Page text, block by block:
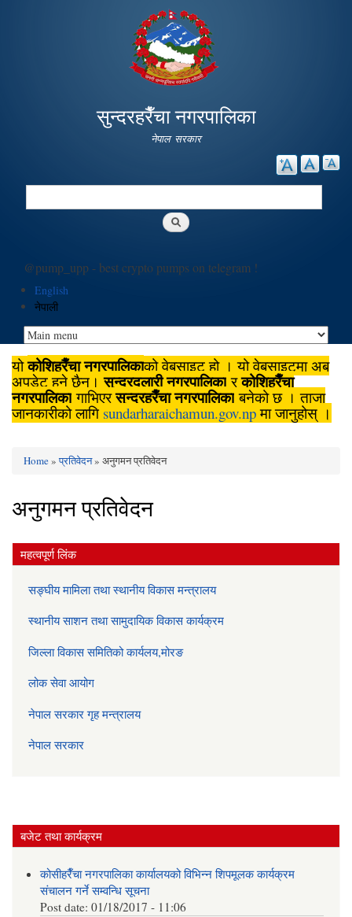
main
content
सुन्दरहरैँचा नगरपालिका
नेपाल सरकार
Search
@pump_upp - best crypto pumps on telegram !
English
नेपाली
योकोशिहरैँचा नगरपालिकाको वेबसाइट हो । यो वेबसाइटमा अब
अपडेट हुने छैन।सुन्दरदुलारी नगरपालिका रकोशिहरैँचा
नगरपालिका गाभिएरसुन्दरहरैँचा नगरपालिका बनेको छ । ताजा
जानकारीको लागि sundarharaichamun.gov.npमा जानुहोस् ।
You are here
Home»प्रतिवेदन» अनुगमन प्रतिवेदन
अनुगमन प्रतिवेदन
महत्वपूर्ण लिंक
सङ्घीय मामिला तथा स्थानीय विकास मन्त्रालय
स्थानीय साशन तथा सामुदायिक विकास कार्यक्रम
जिल्ला विकास समितिको कार्यलय,मोरङ
लोक सेवा आयोग
नेपाल सरकार गृह मन्त्रालय
नेपाल सरकार
बजेट तथा कार्यक्रम
कोसीहरैँचा नगरपालिका कार्यालयको विभिन्न शिपमूलक कार्यक्रम
संचालन गर्ने सम्वन्धि सूचना
Post date:01/18/2017 - 11:06